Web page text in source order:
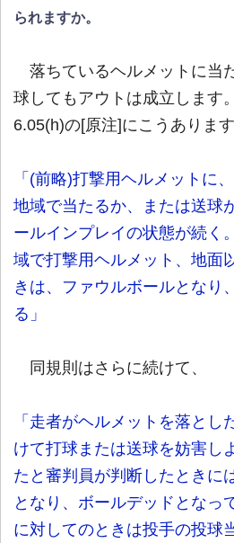
られますか。
落ちているヘルメットに当
球してもアウトは成立します
6.05(h)の[原注]にこうあります
「(前略)打撃用ヘルメットに
地域で当たるか、または送球
ールインプレイの状態が続く
域で打撃用ヘルメット、地面
きは、ファウルボールとなり
る」
同規則はさらに続けて、
「走者がヘルメットを落とし
けて打球または送球を妨害し
たと審判員が判断したときに
となり、ボールデッドとなっ
に対してのときは投手の投球